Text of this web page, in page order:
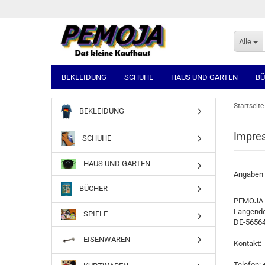
Alle
BEKLEIDUNG SCHUHE HAUS UND GARTEN
Startseite
PEMOJA
DE-
Kontakt:
BEKLEIDUNG
SCHUHE
HAUS UND GARTEN
BÜCHER
SPIELE
EISENWAREN